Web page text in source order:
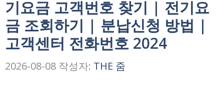
기요금 고객번호 찾기 | 전기요
금 조회하기 | 분납신청 방법 |
고객센터 전화번호 2024
2026-08-08 작성자: THE 줌